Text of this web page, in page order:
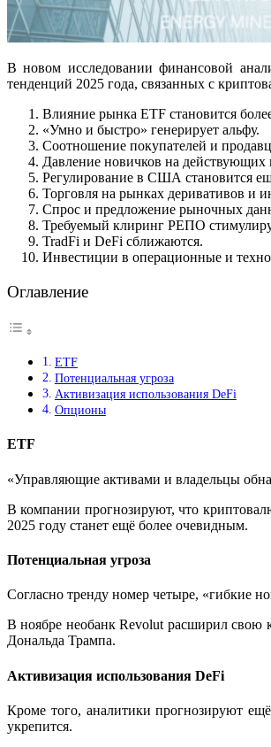
В новом исследовании финансовой
тенденций 2025 года, связанных с
Влияние рынка ETF становится
«Умно и быстро» генерирует альфу.
Соотношение покупателей и
Давление новичков на действующих
Регулирование в США становится
Торговля на рынках деривативов и
Спрос и предложение рыночных
Требуемый клиринг РЕПО
TradFi и DeFi сближаются.
Инвестиции в операционные и
Оглавление
ETF
Потенциальная угроза
Активизация использования DeFi
Опционы
ETF
«Управляющие активами и владельцы
В компании прогнозируют, что
2025 году станет ещё более очевидным.
Потенциальная угроза
Согласно тренду номер четыре, «гибкие
В ноябре необанк Revolut расширил свою
Дональда Трампа.
Активизация использования DeFi
Кроме того, аналитики прогнозируют
укрепится.